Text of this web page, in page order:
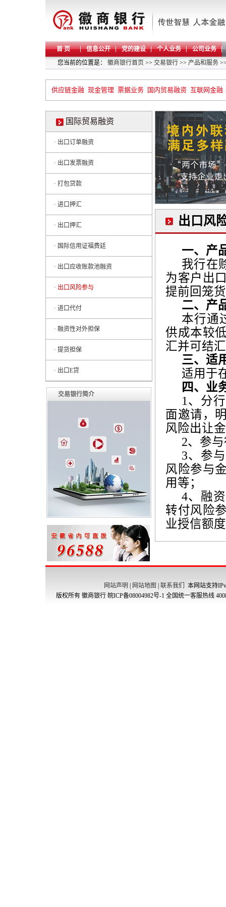
首 页 信息公开 党的建设 个人业务
公司业务
您当前的位置是： 徽商银行首页 >> 交易银行 >> 产品和服务
供应链金融 现金管理 票据业务 国内贸易融资 互联网金融
国际贸易融资
· 出口订单融资
· 出口发票融资
· 打包贷款
· 进口押汇
· 出口押汇
· 国际信用证福费廷
· 出口应收账款池融资
· 出口风险参与
· 进口代付
· 融资性对外担保
· 提货担保
· 出口E贷
交易银行简介
出口风
一、产
我行在
为客户出
提前回笼
二、产
本行通
供成本较
汇并可结
三、适
适用于
四、业
1 、分
面邀请，
风险出让
2、参
3、参
风险参与
用等；
4、融
转付风险
业授信额
网站声明 网站地图 联系我们
本网站支持
版权所有 徽商银行 皖ICP备08004982号-1 全国统一客服热线